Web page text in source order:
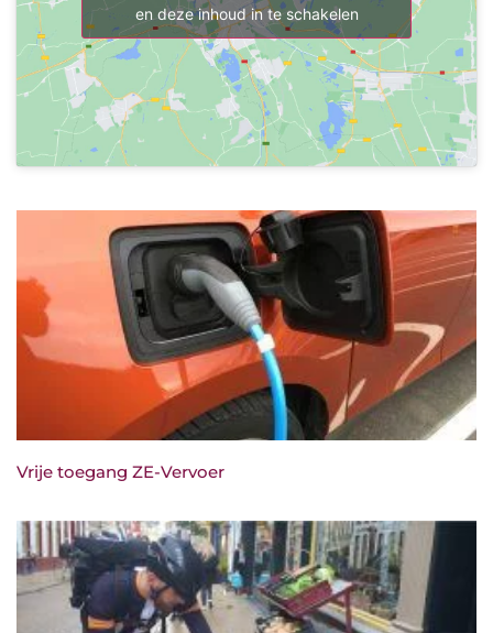
en deze inhoud in te schakelen
Vrije toegang ZE-Vervoer